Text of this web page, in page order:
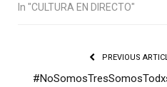
In "CULTURA EN DIRECTO"
PREVIOUS